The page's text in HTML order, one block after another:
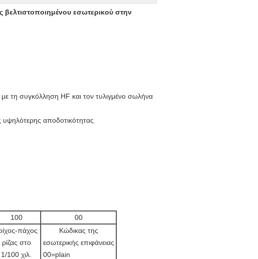
εσωτερικού στην
τη συγκόλληση HF και τον τυλιγμένο σωλήνα
αποδοτικότητας
100
00
πάχος
ρίζας στο
1/100 χιλ.
Κώδικας της
εσωτερικής επιφάνειας
00=plain